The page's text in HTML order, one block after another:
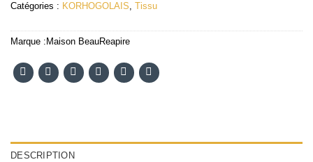
Catégories : KORHOGOLAIS, Tissu
Marque : Maison BeauReapire
DESCRIPTION